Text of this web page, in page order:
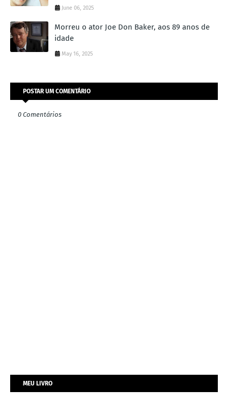
June 06, 2025
Morreu o ator Joe Don Baker, aos 89 anos de
idade
May 16, 2025
POSTAR UM COMENTÁRIO
0 Comentários
MEU LIVRO